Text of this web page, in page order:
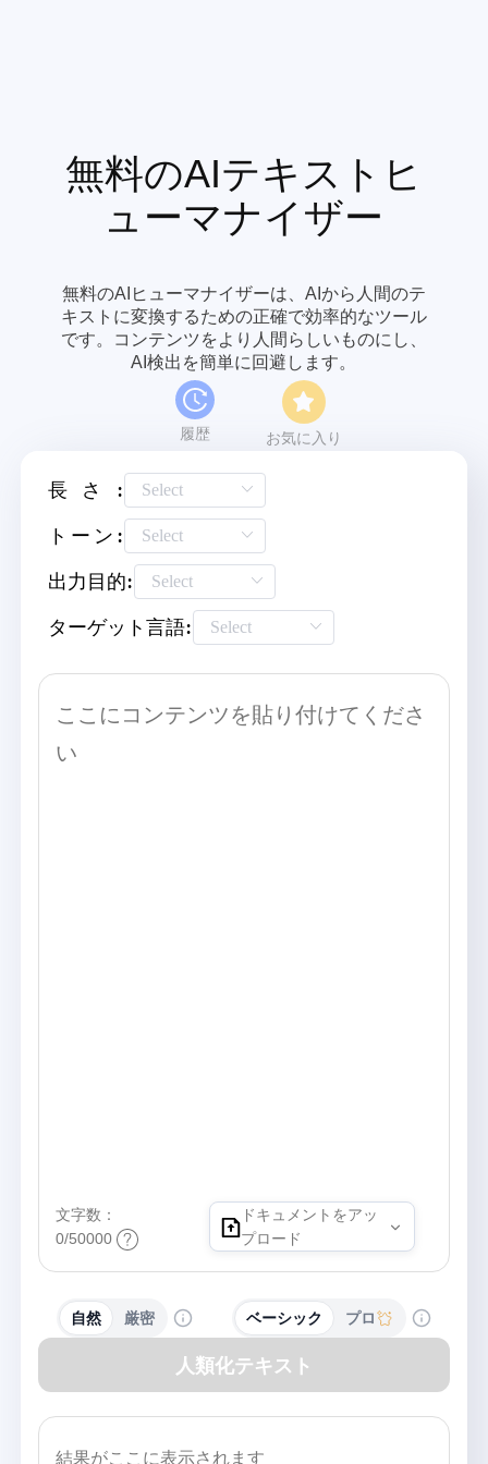
無料のAIテキストヒ
ューマナイザー
無料のAIヒューマナイザーは、AIから人間のテ
キストに変換するための正確で効率的なツール
です。コンテンツをより人間らしいものにし、
AI検出を簡単に回避します。
履歴 お気に入り
長さ:
トーン:
出力目的:
ターゲット言語:
文字数：
0/50000
ドキュメントをアッ
プロード
自然 厳密 ベーシック プロ
人類化テキスト
結果がここに表示されます